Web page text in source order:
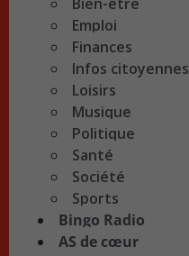
Emploi
Finances
Infos citoyennes
Loisirs
Musique
Politique
Santé
Société
Sports
Bingo Radio
AS de cœur